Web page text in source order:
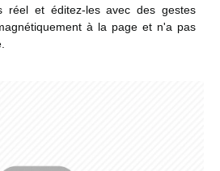
réel et éditez-les avec des gestes
à la page et n'a pas